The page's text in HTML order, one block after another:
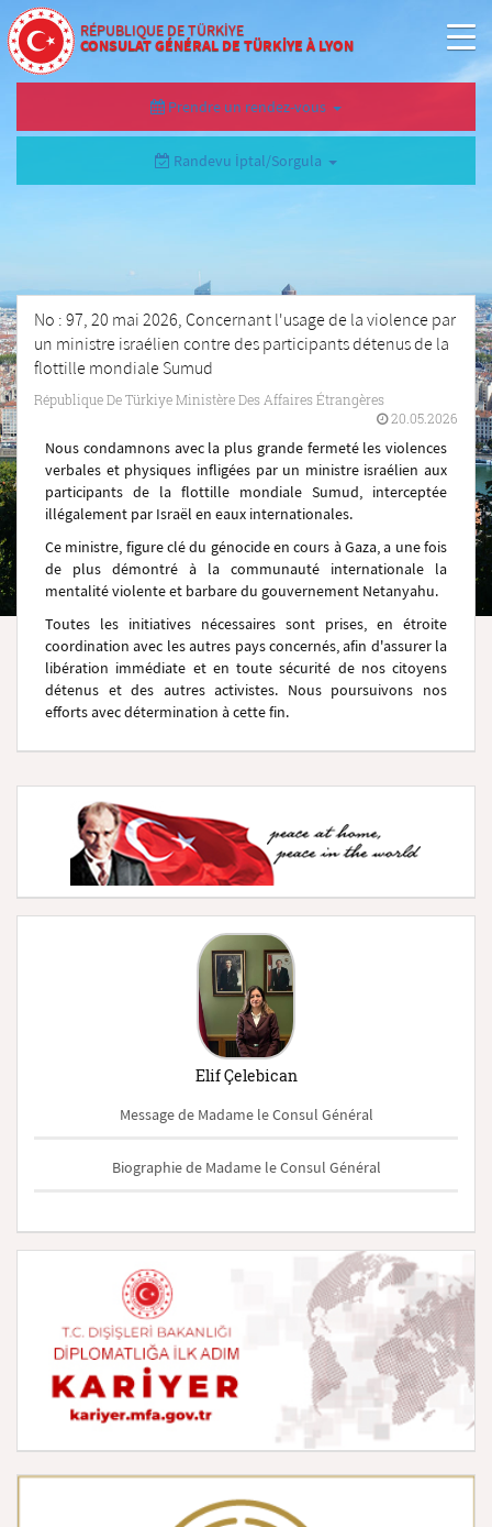
RÉPUBLIQUE DE TÜRKİYE
CONSULAT GÉNÉRAL DE TÜRKİYE À LYON
Prendre un rendez-vous
Randevu İptal/Sorgula
No : 97, 20 mai 2026, Concernant l'usage de la violence par
un ministre israélien contre des participants détenus de la
flottille mondiale Sumud
République De Türkiye Ministère Des Affaires Étrangères
20.05.2026
Nous condamnons avec la plus grande fermeté les violences
verbales et physiques infligées par un ministre israélien aux
participants de la flottille mondiale Sumud, interceptée
illégalement par Israël en eaux internationales.
Ce ministre, figure clé du génocide en cours à Gaza, a une fois
de plus démontré à la communauté internationale la
mentalité violente et barbare du gouvernement Netanyahu.
Toutes les initiatives nécessaires sont prises, en étroite
coordination avec les autres pays concernés, afin d'assurer la
libération immédiate et en toute sécurité de nos citoyens
détenus et des autres activistes. Nous poursuivons nos
efforts avec détermination à cette fin.
Elif Çelebican
Message de Madame le Consul Général
Biographie de Madame le Consul Général